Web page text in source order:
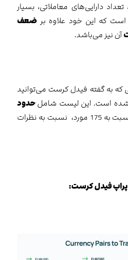
تعداد دارایی‌های معاملاتی، بسیار
است که این خود علاوه بر ضعف
آن نیز می‌باشد.
که به گفته فیدل کرست می‌توانید
شده است. این لیست شاملحدود
است که بنظر نسبت به 175 مورد، نسبت به نظرات
پراپ فیدل کرست: